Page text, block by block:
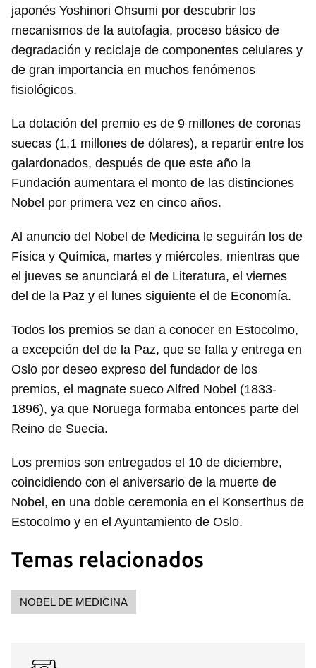
Guardar como favorito
japonés Yoshinori Ohsumi por descubrir los
mecanismos de la autofagia, proceso básico de
degradación y reciclaje de componentes celulares y
de gran importancia en muchos fenómenos
fisiológicos.
La dotación del premio es de 9 millones de coronas
suecas (1,1 millones de dólares), a repartir entre los
galardonados, después de que este año la
Fundación aumentara el monto de las distinciones
Nobel por primera vez en cinco años.
Al anuncio del Nobel de Medicina le seguirán los de
Física y Química, martes y miércoles, mientras que
el jueves se anunciará el de Literatura, el viernes
del de la Paz y el lunes siguiente el de Economía.
Todos los premios se dan a conocer en Estocolmo,
a excepción del de la Paz, que se falla y entrega en
Oslo por deseo expreso del fundador de los
premios, el magnate sueco Alfred Nobel (1833-
1896), ya que Noruega formaba entonces parte del
Reino de Suecia.
Los premios son entregados el 10 de diciembre,
coincidiendo con el aniversario de la muerte de
Nobel, en una doble ceremonia en el Konserthus de
Estocolmo y en el Ayuntamiento de Oslo.
Temas relacionados
NOBEL DE MEDICINA